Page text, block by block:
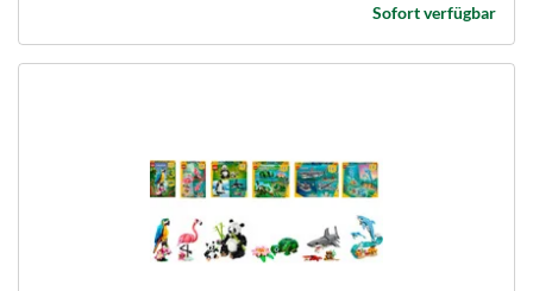
Sofort verfügbar